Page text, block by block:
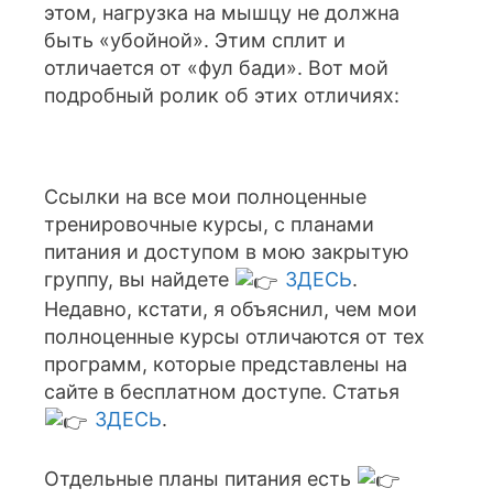
этом, нагрузка на мышцу не должна
быть «убойной». Этим сплит и
отличается от «фул бади». Вот мой
подробный ролик об этих отличиях:
Ссылки на все мои полноценные
тренировочные курсы, с планами
питания и доступом в мою закрытую
группу, вы найдете
ЗДЕСЬ.
Недавно, кстати, я объяснил, чем мои
полноценные курсы отличаются от тех
программ, которые представлены на
сайте в бесплатном доступе. Статья
ЗДЕСЬ.
Отдельные планы питания есть